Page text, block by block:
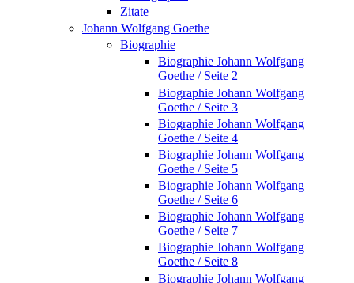
Zitate
Johann Wolfgang Goethe
Biographie
Biographie Johann Wolfgang
Goethe / Seite 2
Biographie Johann Wolfgang
Goethe / Seite 3
Biographie Johann Wolfgang
Goethe / Seite 4
Biographie Johann Wolfgang
Goethe / Seite 5
Biographie Johann Wolfgang
Goethe / Seite 6
Biographie Johann Wolfgang
Goethe / Seite 7
Biographie Johann Wolfgang
Goethe / Seite 8
Biographie Johann Wolfgang